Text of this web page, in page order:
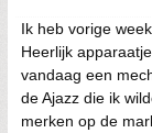
Ik heb vorige
Heerlijk
vandaag een
de Ajazz die ik
merken op de